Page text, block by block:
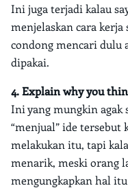
Ini juga terjadi kalau
menjelaskan cara
condong mencari dulu
dipakai.
4. Explain why you
Ini yang mungkin agak
“menjual” ide tersebut
melakukan itu, tapi
menarik, meski orang
mengungkapkan hal